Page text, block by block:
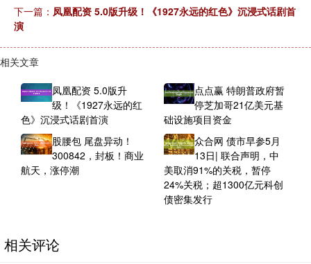
下一篇： 凤凰配资 5.0版升级！《1927永远的红色》沉浸式话剧首
演
相关文章
凤凰配资 5.0版升
级！《1927永远的红
色》沉浸式话剧首演
点点赢 特朗普政府暂
停芝加哥21亿美元基
础设施项目资金
股腰包 尾盘异动！
300842，封板！商业
航天，涨停潮
众合网 债市早参5月
13日| 联合声明，中
美取消91%的关税，暂停
24%关税；超1300亿元科创
债密集发行
相关评论